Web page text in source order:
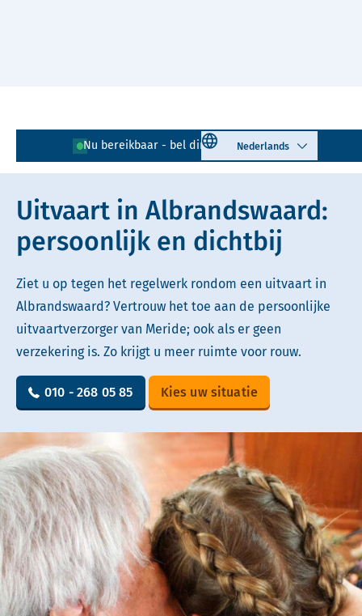
Nu bereikbaar - bel direct! 010 - 268 05 85
Select language
Lees voor Uitleg woorden
Simpele tekst
Uitvaart in Albrandswaard:
persoonlijk en dichtbij
Ziet u op tegen het regelwerk rondom een uitvaart in
Albrandswaard? Vertrouw het toe aan de persoonlijke
uitvaartverzorger van Meride; ook als er geen
verzekering is. Zo krijgt u meer ruimte voor rouw.
010 - 268 05 85 Kies uw situatie